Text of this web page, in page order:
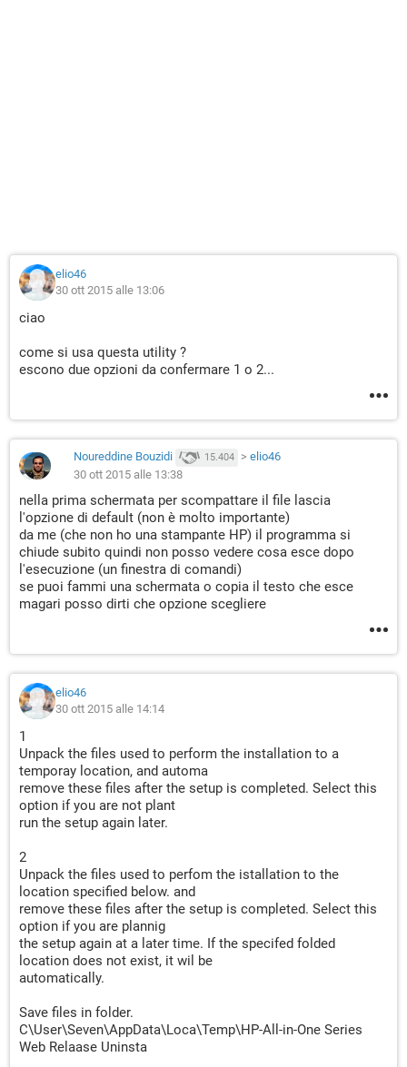
elio46
30 ott 2015 alle 13:06
ciao
come si usa questa utility ?
escono due opzioni da confermare 1 o 2...
Noureddine Bouzidi 15.404 > elio46
30 ott 2015 alle 13:38
nella prima schermata per scompattare il file lascia
l'opzione di default (non è molto importante)
da me (che non ho una stampante HP) il programma si
chiude subito quindi non posso vedere cosa esce dopo
l'esecuzione (un finestra di comandi)
se puoi fammi una schermata o copia il testo che esce
magari posso dirti che opzione scegliere
elio46
30 ott 2015 alle 14:14
1
Unpack the files used to perform the installation to a
temporay location, and automa
remove these files after the setup is completed. Select this
option if you are not plant
run the setup again later.
2
Unpack the files used to perfom the istallation to the
location specified below. and
remove these files after the setup is completed. Select this
option if you are plannig
the setup again at a later time. If the specifed folded
location does not exist, it wil be
automatically.
Save files in folder.
C\User\Seven\AppData\Loca\Temp\HP-All-in-One Series
Web Relaase Uninsta